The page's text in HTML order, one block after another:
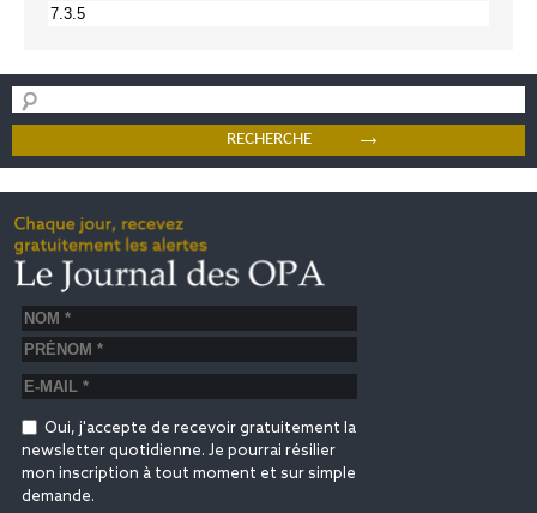
Oui, j'accepte de recevoir gratuitement la
newsletter quotidienne. Je pourrai résilier
mon inscription à tout moment et sur simple
demande.